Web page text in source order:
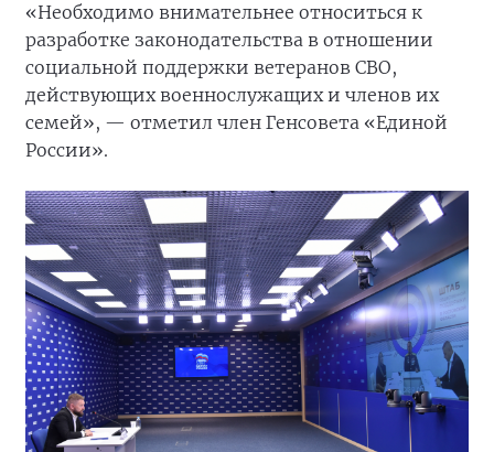
«Необходимо внимательнее относиться к
разработке законодательства в отношении
социальной поддержки ветеранов СВО,
действующих военнослужащих и членов их
семей», — отметил член Генсовета «Единой
России».